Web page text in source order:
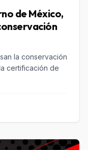
de México,
la conservación
certificación de